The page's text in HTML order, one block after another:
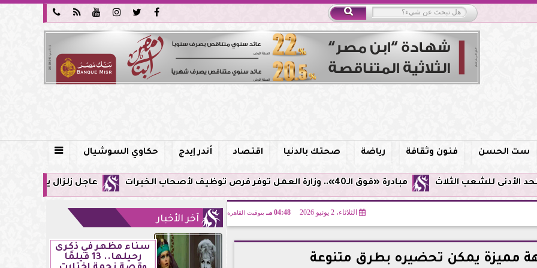






ست الحسن فنون وثقافة رياضة صحتك بالدنيا اقتصاد أندر إيدج حكاوي السوشيال 
عاجل زلزال يشعر به سكان مصر فجر اليوم الإثنين 3 أغسطس 2026 مبادرة «فوق الـ40».. وزارة العمل توفر فرص توظيف لأصحاب الخبرات
الثلاثاء، 2 يونيو 2026 04:48 مـ بتوقيت القاهرة
مميزة يمكن تحضيره بطرق متنوعة
آخر الأخبار
سناء مظهر في ذكرى
رحيلها.. 13 فيلمًا